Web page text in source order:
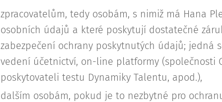
zpracovatelům, tedy osobám, s nimiž má Hana
osobních údajů a které poskytují dostatečné
zabezpečení ochrany poskytnutých údajů; jedná
vedení účetnictví, on-line platformy (společnosti
poskytovateli testu Dynamiky Talentu, apod.),
dalším osobám, pokud je to nezbytné pro